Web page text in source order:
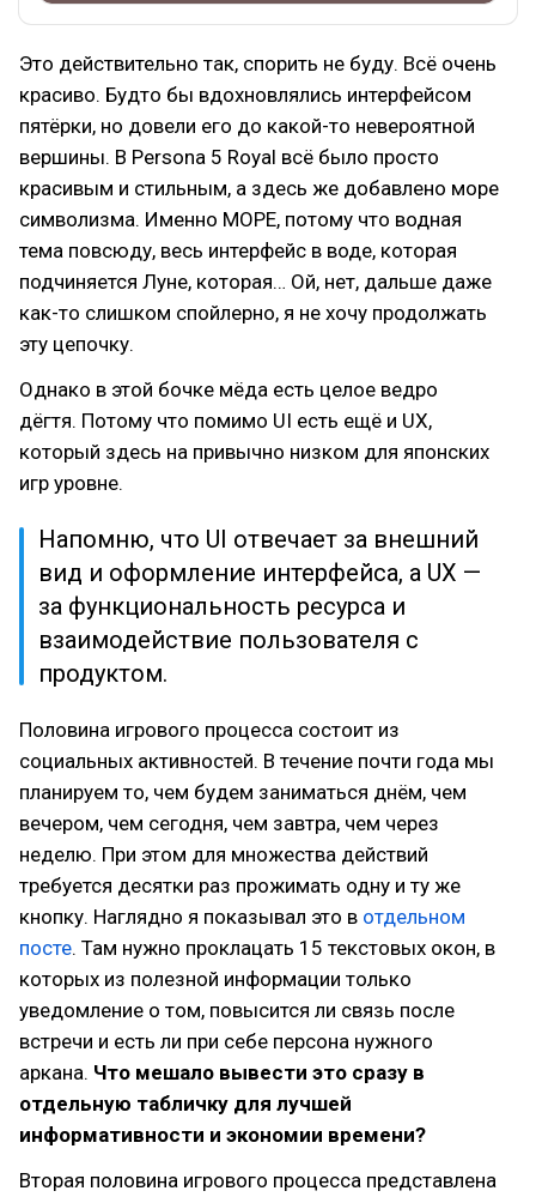
Это действительно так, спорить не буду. Всё очень
красиво. Будто бы вдохновлялись интерфейсом
пятёрки, но довели его до какой-то невероятной
вершины. В Persona 5 Royal всё было просто
красивым и стильным, а здесь же добавлено море
символизма. Именно МОРЕ, потому что водная
тема повсюду, весь интерфейс в воде, которая
подчиняется Луне, которая… Ой, нет, дальше даже
как-то слишком спойлерно, я не хочу продолжать
эту цепочку.
Однако в этой бочке мёда есть целое ведро
дёгтя. Потому что помимо UI есть ещё и UX,
который здесь на привычно низком для японских
игр уровне.
Напомню, что UI отвечает за внешний
вид и оформление интерфейса, а UX —
за функциональность ресурса и
взаимодействие пользователя с
продуктом.
Половина игрового процесса состоит из
социальных активностей. В течение почти года мы
планируем то, чем будем заниматься днём, чем
вечером, чем сегодня, чем завтра, чем через
неделю. При этом для множества действий
требуется десятки раз прожимать одну и ту же
кнопку. Наглядно я показывал это в отдельном
посте. Там нужно проклацать 15 текстовых окон, в
которых из полезной информации только
уведомление о том, повысится ли связь после
встречи и есть ли при себе персона нужного
аркана. Что мешало вывести это сразу в
отдельную табличку для лучшей
информативности и экономии времени?
Вторая половина игрового процесса представлена